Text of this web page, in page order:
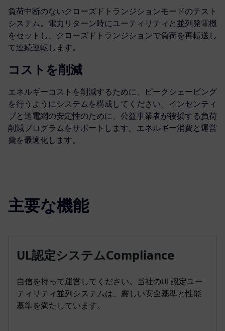
負荷中断のないクローズドトランジションモードのテスト
システム。電力リターン時にユーティリティと並列発電機
をセットし、クローズドトランジションで負荷を再転送し
て連続運転します。
コストを削減
エネルギーコストを削減するために、ピークシェービング
を行うようにシステムを構成してください。インセンティ
ブと送電網の安定性のために、公益事業者が後援する負荷
削減プログラムをサポートします。エネルギー消費と運営
費を最適化します。
主要な機能
UL認定システムCompliance
自信を持って運営してください。当社のUL認定ユー
ティリティ並列システムは、厳しい安全基準と性能
基準を満たしています。